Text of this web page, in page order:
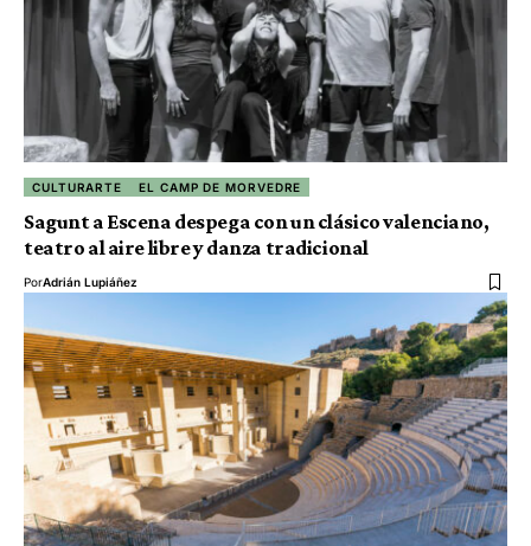
CULTURARTE EL CAMP DE MORVEDRE
Sagunt a Escena despega con un clásico valenciano,
teatro al aire libre y danza tradicional
PorAdrián Lupiáñez